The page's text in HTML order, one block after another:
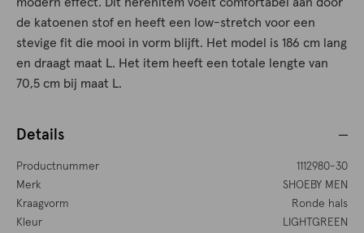
modern effect. Dit herenitem voelt comfortabel aan door
de katoenen stof en heeft een low-stretch voor een
stevige fit die mooi in vorm blijft. Het model is 186 cm lang
en draagt maat L. Het item heeft een totale lengte van
70,5 cm bij maat L.
Details
Productnummer
1112980-30
Merk
SHOEBY MEN
Kraagvorm
Ronde hals
Kleur
LIGHTGREEN